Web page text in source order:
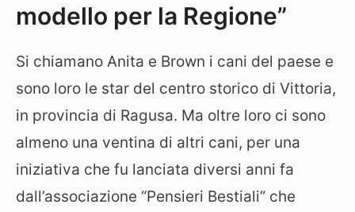
modello per la Regione”
Si chiamano Anita e Brown i cani del paese e
sono loro le star del centro storico di Vittoria,
in provincia di Ragusa. Ma oltre loro ci sono
almeno una ventina di altri cani, per una
iniziativa che fu lanciata diversi anni fa
dall’associazione “Pensieri Bestiali” che